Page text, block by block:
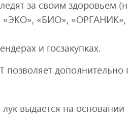
за своим здоровьем
«ЭКО», «БИО»,
и госзакупках.
позволяет дополнительно
выдается на основании